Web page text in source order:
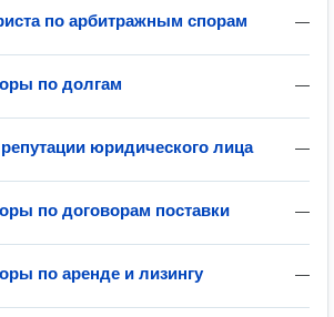
—
по арбитражным спорам
—
по долгам
—
юридического лица
—
по договорам поставки
—
по аренде и лизингу